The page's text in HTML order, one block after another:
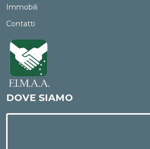
Immobili
Contatti
DOVE SIAMO